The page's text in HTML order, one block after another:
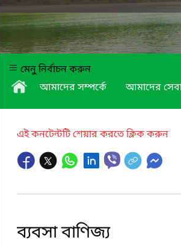
মেনু নির্বাচন করুন
আমাদের সম্পর্কে
আমাদের
এই কনটেন্টটি শেয়ার করতে ক্লিক করুন
ব্যবসা বাণিজ্য